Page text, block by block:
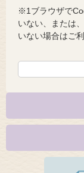
※1ブラウザで
いない、または
いない場合はご